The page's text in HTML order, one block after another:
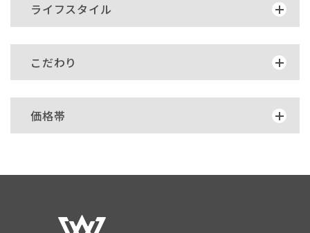
ライフスタイル
こだわり
価格帯